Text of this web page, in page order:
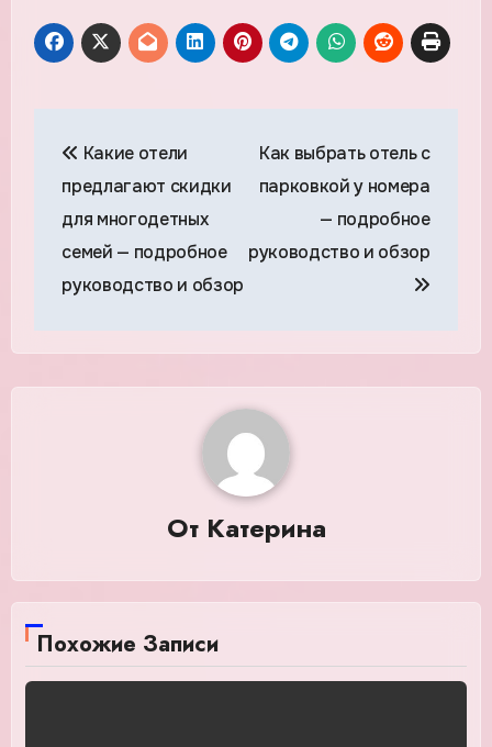
по
записям
Какие отели
предлагают скидки
для многодетных
семей — подробное
руководство и обзор
Как выбрать отель с
парковкой у номера
— подробное
руководство и обзор
От Катерина
Похожие Записи